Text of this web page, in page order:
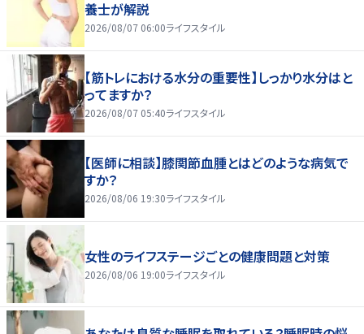
養士が解説
2026/08/07 06:00ライフスタイル
【筋トレにおける水分の重要性】しっかり水分はと
ってますか？
2026/08/07 05:40ライフスタイル
【医師に相談】膝関節血腫とはどのような病気で
すか？
2026/08/06 19:30ライフスタイル
女性のライフステージごとの健康問題と対策
2026/08/06 19:00ライフスタイル